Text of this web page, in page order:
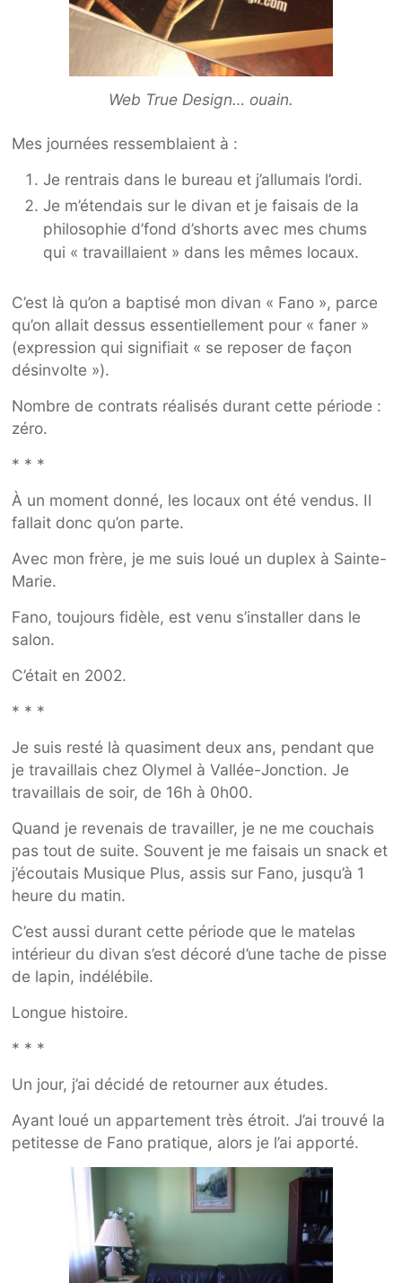
Web True Design… ouain.
Mes journées ressemblaient à :
Je rentrais dans le bureau et j’allumais l’ordi.
Je m’étendais sur le divan et je faisais de la
philosophie d’fond d’shorts avec mes chums
qui « travaillaient » dans les mêmes locaux.
C’est là qu’on a baptisé mon divan « Fano », parce
qu’on allait dessus essentiellement pour « faner »
(expression qui signifiait « se reposer de façon
désinvolte »).
Nombre de contrats réalisés durant cette période :
zéro.
* * *
À un moment donné, les locaux ont été vendus. Il
fallait donc qu’on parte.
Avec mon frère, je me suis loué un duplex à Sainte-
Marie.
Fano, toujours fidèle, est venu s’installer dans le
salon.
C’était en 2002.
* * *
Je suis resté là quasiment deux ans, pendant que
je travaillais chez Olymel à Vallée-Jonction. Je
travaillais de soir, de 16h à 0h00.
Quand je revenais de travailler, je ne me couchais
pas tout de suite. Souvent je me faisais un snack et
j’écoutais Musique Plus, assis sur Fano, jusqu’à 1
heure du matin.
C’est aussi durant cette période que le matelas
intérieur du divan s’est décoré d’une tache de pisse
de lapin, indélébile.
Longue histoire.
* * *
Un jour, j’ai décidé de retourner aux études.
Ayant loué un appartement très étroit. J’ai trouvé la
petitesse de Fano pratique, alors je l’ai apporté.